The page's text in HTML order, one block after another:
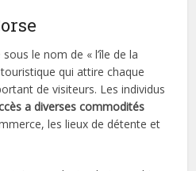
le nom de « l’île de la
qui attire chaque
de visiteurs. Les individus
a diverses commodités
les lieux de détente et